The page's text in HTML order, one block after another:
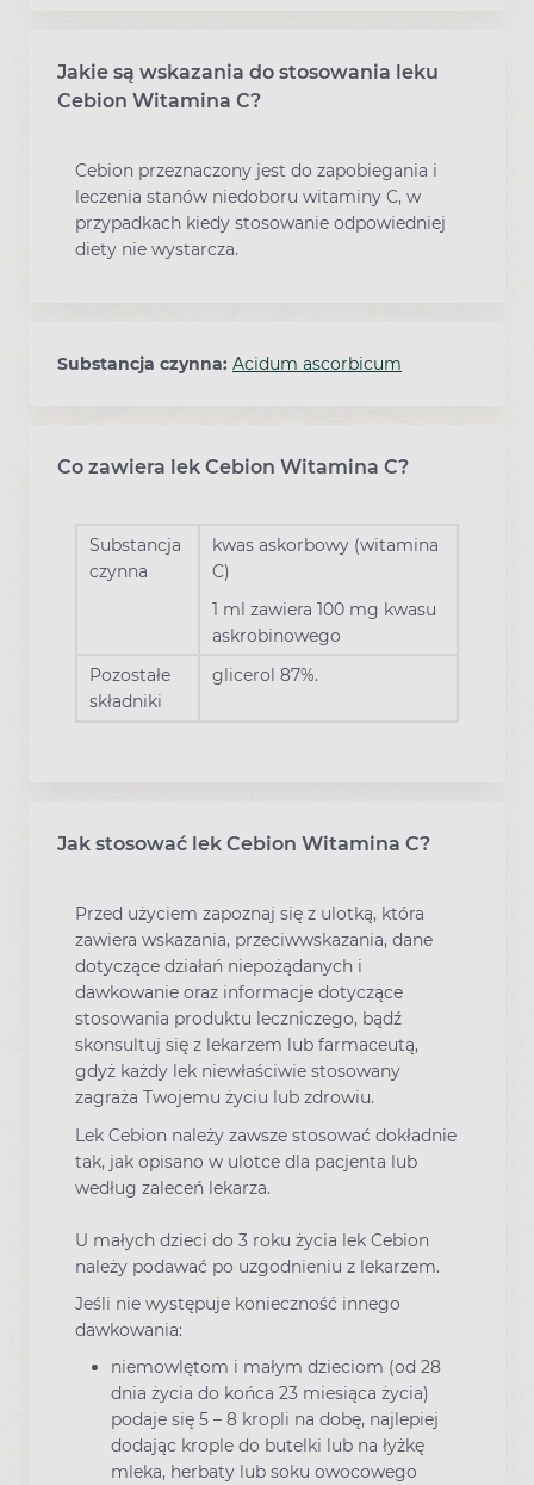
Jakie są wskazania do stosowania leku
Cebion Witamina C?
Cebion przeznaczony jest do zapobiegania i
leczenia stanów niedoboru witaminy C, w
przypadkach kiedy stosowanie odpowiedniej
diety nie wystarcza.
Substancja czynna: Acidum ascorbicum
Co zawiera lek Cebion Witamina C?
Substancja
czynna
kwas askorbowy (witamina
C)
1 ml zawiera 100 mg kwasu
askrobinowego
Pozostałe
składniki
glicerol 87%.
Jak stosować lek Cebion Witamina C?
Przed użyciem zapoznaj się z ulotką, która
zawiera wskazania, przeciwwskazania, dane
dotyczące działań niepożądanych i
dawkowanie oraz informacje dotyczące
stosowania produktu leczniczego, bądź
skonsultuj się z lekarzem lub farmaceutą,
gdyż każdy lek niewłaściwie stosowany
zagraża Twojemu życiu lub zdrowiu.
Lek Cebion należy zawsze stosować dokładnie
tak, jak opisano w ulotce dla pacjenta lub
według zaleceń lekarza.
U małych dzieci do 3 roku życia lek Cebion
należy podawać po uzgodnieniu z lekarzem.
Jeśli nie występuje konieczność innego
dawkowania:
niemowlętom i małym dzieciom (od 28
dnia życia do końca 23 miesiąca życia)
podaje się 5 – 8 kropli na dobę, najlepiej
dodając krople do butelki lub na łyżkę
mleka, herbaty lub soku owocowego